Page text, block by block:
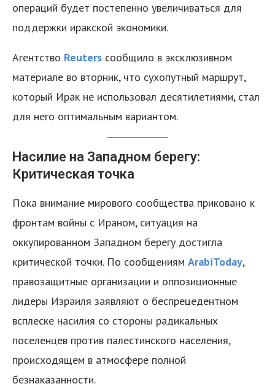
операций будет постепенно увеличиваться для
поддержки иракской экономики.
Агентство Reuters сообщило в эксклюзивном
материале во вторник, что сухопутный маршрут,
который Ирак не использовал десятилетиями, стал
для него оптимальным вариантом.
Насилие на Западном берегу:
Критическая точка
Пока внимание мирового сообщества приковано к
фронтам войны с Ираном, ситуация на
оккупированном Западном берегу достигла
критической точки. По сообщениям ArabiToday,
правозащитные организации и оппозиционные
лидеры Израиля заявляют о беспрецедентном
всплеске насилия со стороны радикальных
поселенцев против палестинского населения,
происходящем в атмосфере полной
безнаказанности.